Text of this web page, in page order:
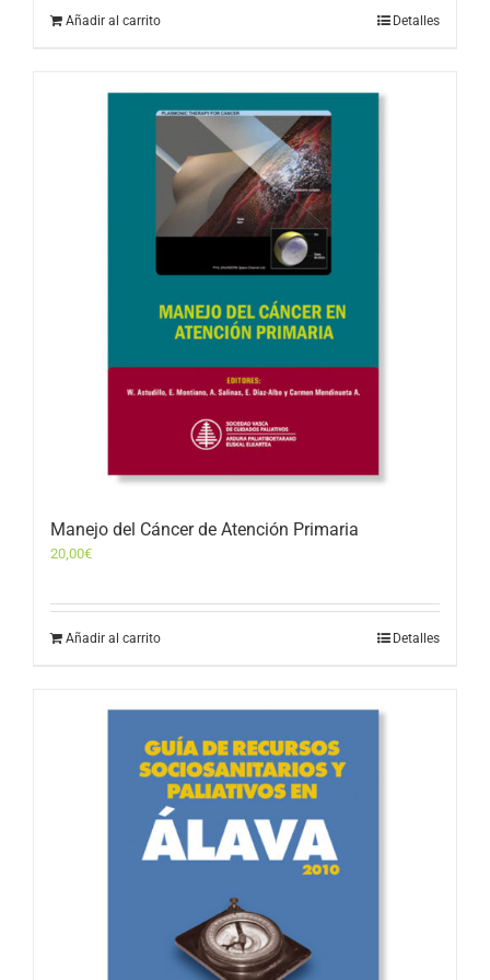
Añadir al carrito Detalles
Manejo del Cáncer de Atención Primaria
20,00€
Añadir al carrito Detalles